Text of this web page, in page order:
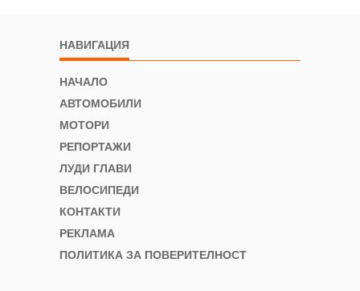
НАВИГАЦИЯ
НАЧАЛО
АВТОМОБИЛИ
МОТОРИ
РЕПОРТАЖИ
ЛУДИ ГЛАВИ
ВЕЛОСИПЕДИ
КОНТАКТИ
РЕКЛАМА
ПОЛИТИКА ЗА ПОВЕРИТЕЛНОСТ